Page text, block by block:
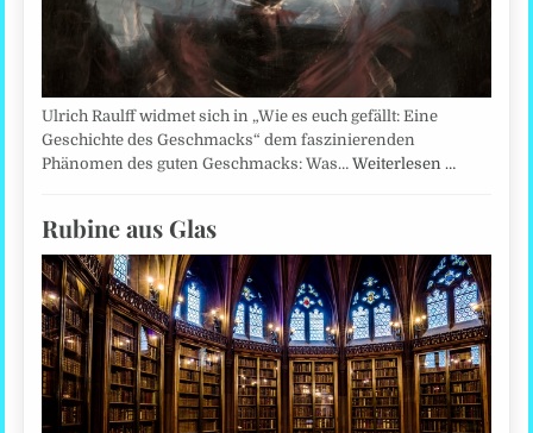
Ulrich Raulff widmet sich in „Wie es euch gefällt: Eine
Geschichte des Geschmacks“ dem faszinierenden
Phänomen des guten Geschmacks: Was…Weiterlesen …
Rubine aus Glas